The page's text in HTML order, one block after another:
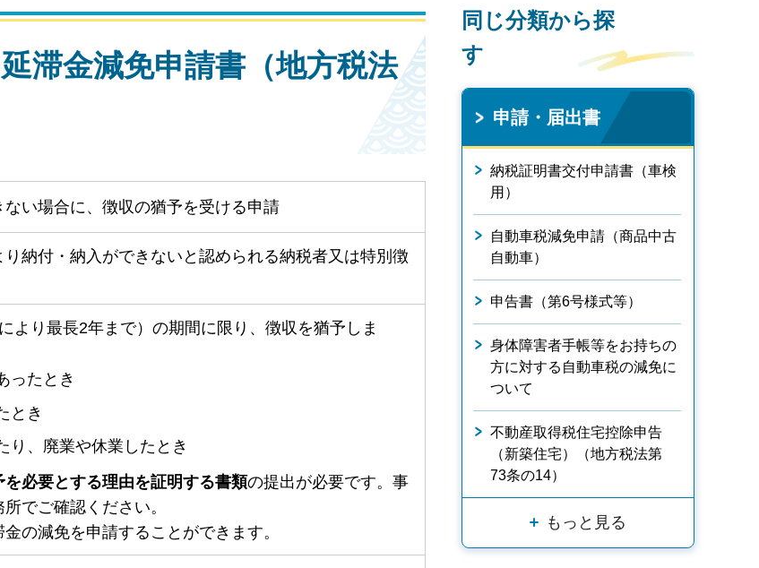
滞金減免申請書（地方税法
い場合に、徴収の猶予を受ける申請
納付・納入ができないと認められる納税者又は特別徴
より最長2年まで）の期間に限り、徴収を猶予しま
ったとき
とき
り、廃業や休業したとき
を必要とする理由を証明する書類の提出が必要です。事
でご確認ください。
の減免を申請することができます。
同じ分類から探
す
申請・届出書
納税証明書交付申請書（車検
用）
自動車税減免申請（商品中古
自動車）
申告書（第6号様式等）
身体障害者手帳等をお持ちの
方に対する自動車税の減免に
ついて
不動産取得税住宅控除申告
（新築住宅）（地方税法第
73条の14）
もっと見る